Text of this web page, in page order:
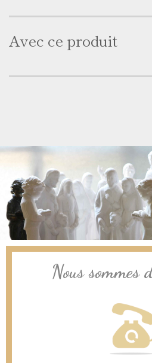
Avec ce produit
Nous sommes